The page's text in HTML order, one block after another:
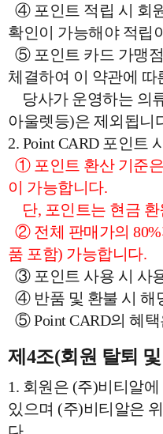
④ 포인트 적립 시 회
확인이 가능해야 적립
⑤ 포인트 카드 가맹
체결하여 이 약관에 따
당사가 운영하는 의
아울렛등)은 제외됩니
2. Point CARD 포인트
① 포인트 환산 기준
이 가능합니다.
단, 포인트는 현금 환
② 전체 판매가의
품 포함) 가능합니다.
③ 포인트 사용 시 사
④ 반품 및 환불 시 해
⑤ Point CARD의 혜
제4조(회원 탈퇴
1. 회원은 (주)비티알
있으며 (주)비티알은